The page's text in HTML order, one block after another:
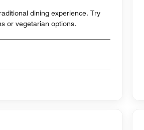
dining experience. Try
or vegetarian options.